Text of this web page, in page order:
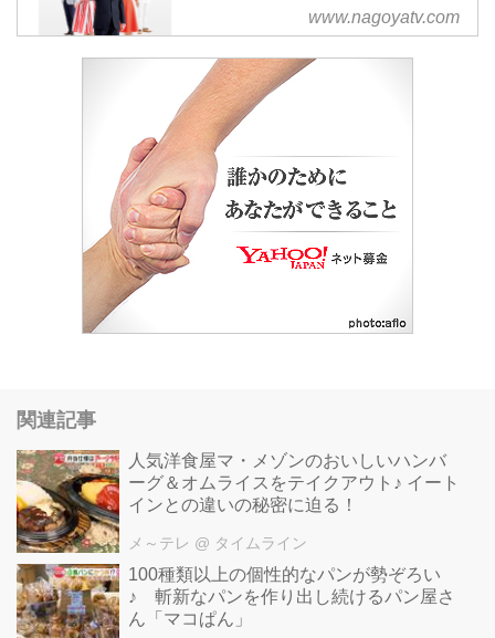
“「ＵＰ！」にしかできないこと
れない映像がある！”独自の視点
で気になるニュースをお伝えしま
す。
www.nagoyatv.com
関連記事
人気洋食屋マ・メゾンのおいしいハンバ
ーグ＆オムライスをテイクアウト♪ イート
インとの違いの秘密に迫る！
メ～テレ @ タイムライン
100種類以上の個性的なパンが勢ぞろい
♪ 斬新なパンを作り出し続けるパン屋さ
ん「マコぱん」